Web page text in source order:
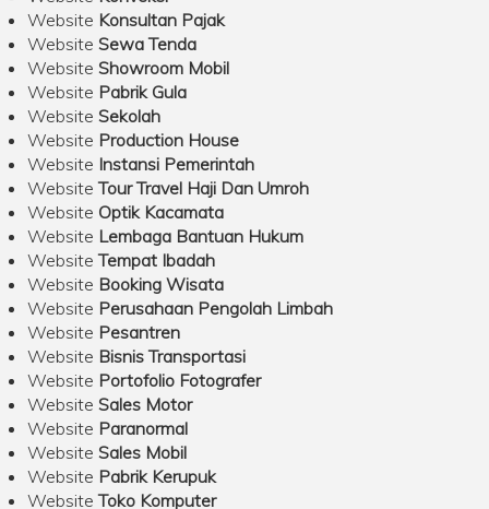
Website Konsultan Pajak
Website Sewa Tenda
Website Showroom Mobil
Website Pabrik Gula
Website Sekolah
Website Production House
Website Instansi Pemerintah
WebsiteTour Travel Haji Dan Umroh
Website Optik Kacamata
Website Lembaga Bantuan Hukum
WebsiteTempat Ibadah
Website Booking Wisata
Website Perusahaan Pengolah Limbah
Website Pesantren
Website Bisnis Transportasi
Website Portofolio Fotografer
Website Sales Motor
Website Paranormal
Website Sales Mobil
Website Pabrik Kerupuk
WebsiteToko Komputer